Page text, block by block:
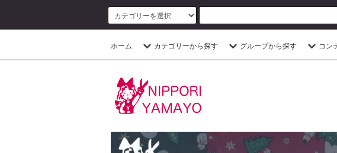
ホーム カテゴリーから探す グループから探す コン